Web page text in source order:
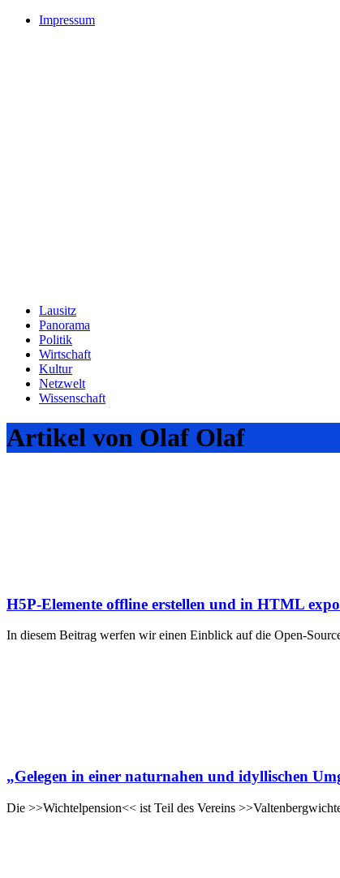
Impressum
Lausitz
Panorama
Politik
Wirtschaft
Kultur
Netzwelt
Wissenschaft
Artikel von Olaf Olaf
H5P-Elemente offline erstellen und in HTML
In diesem Beitrag werfen wir einen Einblick auf die Open-
„Gelegen in einer naturnahen und idyllischen
Die >>Wichtelpension<< ist Teil des Vereins